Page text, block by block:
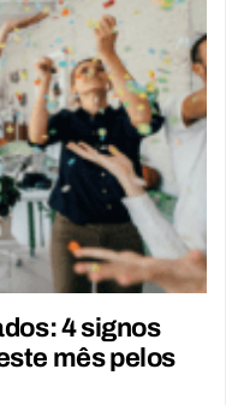
4 signos
mês pelos